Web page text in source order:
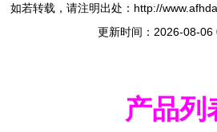
如若转载，请注明出处：http://
更新时间：2026-08-06
产品列